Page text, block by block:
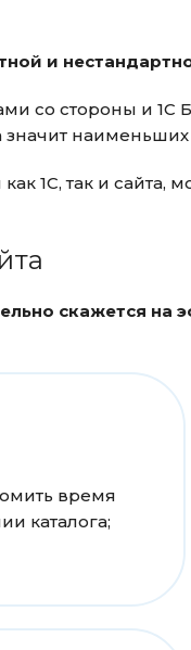
и
со стороны и 1С
1С, так и сайта,
скажется на
время
каталога;